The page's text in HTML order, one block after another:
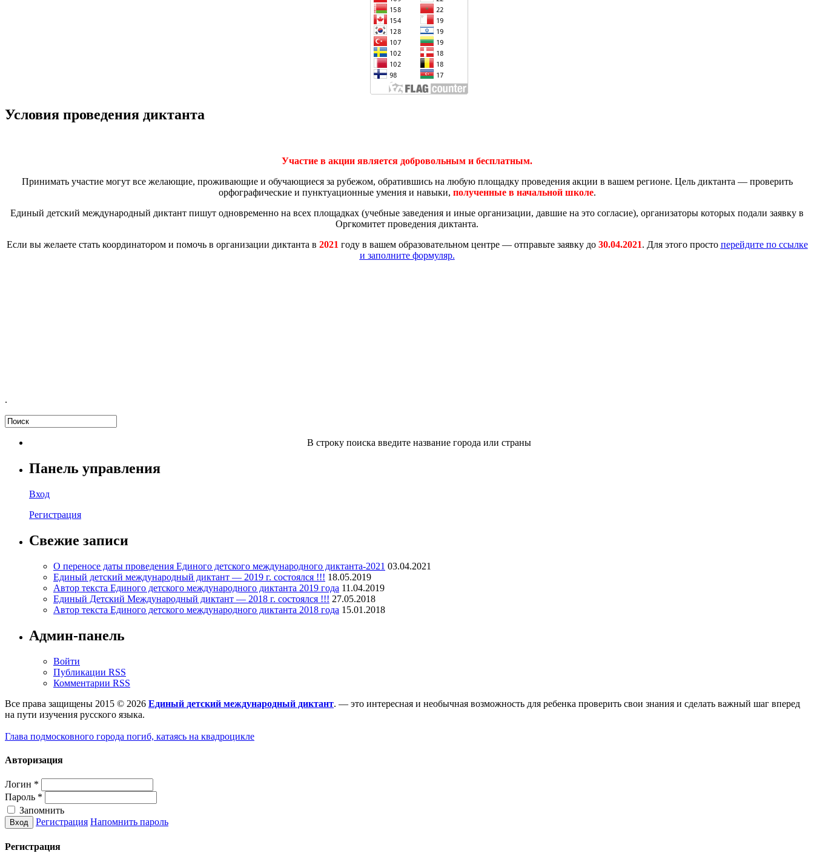
Условия проведения диктанта
Участие в акции является добровольным и бесплатным.
Принимать участие могут все желающие, проживающие и обучающиеся за рубежом, обратившись на любую площадку проведения акции в вашем регионе. Цель диктанта — проверить
орфографические и пунктуационные умения и навыки, полученные в начальной школе.
Единый детский международный диктант пишут одновременно на всех площадках (учебные заведения и иные организации, давшие на это согласие), организаторы которых подали заявку в
Оргкомитет проведения диктанта.
Если вы желаете стать координатором и помочь в организации диктанта в 2021 году в вашем образовательном центре — отправьте заявку до 30.04.2021. Для этого просто перейдите по ссылке
и заполните формуляр.
.
В строку поиска введите название города или страны
Панель управления
Вход
Регистрация
Свежие записи
О переносе даты проведения Единого детского международного диктанта-2021 03.04.2021
Единый детский международный диктант — 2019 г. состоялся !!! 18.05.2019
Автор текста Единого детского международного диктанта 2019 года 11.04.2019
Единый Детский Международный диктант — 2018 г. состоялся !!! 27.05.2018
Автор текста Единого детского международного диктанта 2018 года 15.01.2018
Админ-панель
Войти
Публикации RSS
Комментарии RSS
Все права защищены 2015 © 2026 Единый детский международный диктант. — это интересная и необычная возможность для ребенка проверить свои знания и сделать важный шаг вперед
на пути изучения русского языка.
Глава подмосковного города погиб, катаясь на квадроцикле
Авторизация
Логин *
Пароль *
Запомнить
Регистрация Напомнить пароль
Регистрация